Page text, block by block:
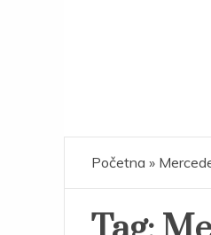
Početna »